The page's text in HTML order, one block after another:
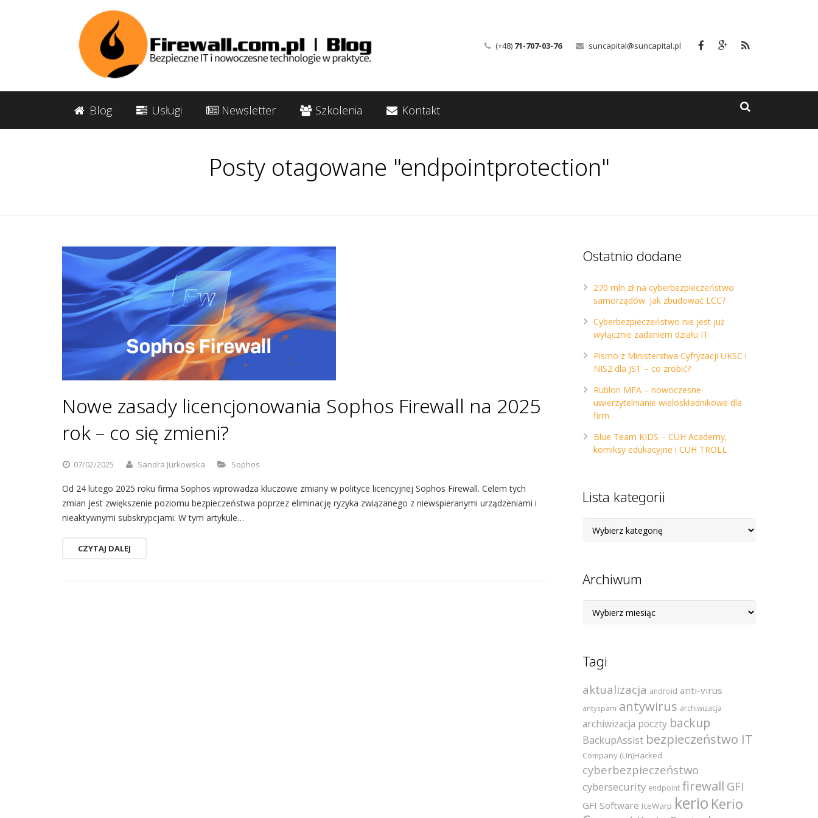
(+48) 71-707-03-76 suncapital@suncapital.pl
Blog Usługi Newsletter Szkolenia Kontakt
Posty otagowane "endpointprotection"
Nowe zasady licencjonowania Sophos Firewall na 2025
rok – co się zmieni?
07/02/2025 Sandra Jurkowska Sophos
Od 24 lutego 2025 roku firma Sophos wprowadza kluczowe zmiany w polityce licencyjnej Sophos Firewall. Celem tych
zmian jest zwiększenie poziomu bezpieczeństwa poprzez eliminację ryzyka związanego z niewspieranymi urządzeniami i
nieaktywnymi subskrypcjami. W tym artykule…
CZYTAJ DALEJ
Ostatnio dodane
270 mln zł na cyberbezpieczeństwo
samorządów. Jak zbudować LCC?
Cyberbezpieczeństwo nie jest już
wyłącznie zadaniem działu IT
Pismo z Ministerstwa Cyfryzacji UKSC i
NIS2 dla JST – co zrobić?
Rublon MFA – nowoczesne
uwierzytelnianie wieloskładnikowe dla
firm
Blue Team KIDS – CUH Academy,
komiksy edukacyjne i CUH TROLL
Lista kategorii
kategorii
Archiwum
Archiwum
Tagi
aktualizacja android anti-virus
antyspam antywirus archiwizacja
archiwizacja poczty backup
BackupAssist bezpieczeństwo IT
Company (Un)Hacked
cyberbezpieczeństwo
cybersecurity endpoint firewall GFI
GFI Software IceWarp kerio Kerio